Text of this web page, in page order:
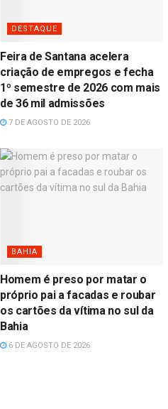
DESTAQUE
Feira de Santana acelera
criação de empregos e fecha
1º semestre de 2026 com mais
de 36 mil admissões
7 DE AGOSTO DE 2026
BAHIA
Homem é preso por matar o
próprio pai a facadas e roubar
os cartões da vítima no sul da
Bahia
6 DE AGOSTO DE 2026